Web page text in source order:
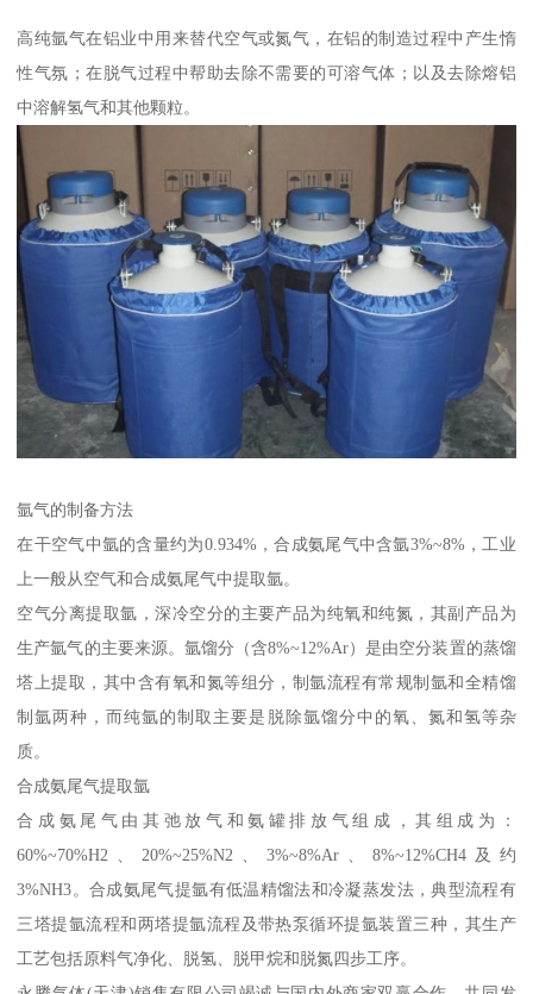
高纯氩气在铝业中用来替代空气或氮气，在铝的制造过程中产生惰
性气氛；在脱气过程中帮助去除不需要的可溶气体；以及去除熔铝
中溶解氢气和其他颗粒。
氩气的制备方法
在干空气中氩的含量约为0.934%，合成氨尾气中含氩3%~8%，工业
上一般从空气和合成氨尾气中提取氩。
空气分离提取氩，深冷空分的主要产品为纯氧和纯氮，其副产品为
生产氩气的主要来源。氩馏分（含8%~12%Ar）是由空分装置的蒸馏
塔上提取，其中含有氧和氮等组分，制氩流程有常规制氩和全精馏
制氩两种，而纯氩的制取主要是脱除氩馏分中的氧、氮和氢等杂
质。
合成氨尾气提取氩
合成氨尾气由其弛放气和氨罐排放气组成，其组成为：
60%~70%H2、20%~25%N2、3%~8%Ar、8%~12%CH4及约
3%NH3。合成氨尾气提氩有低温精馏法和冷凝蒸发法，典型流程有
三塔提氩流程和两塔提氩流程及带热泵循环提氩装置三种，其生产
工艺包括原料气净化、脱氢、脱甲烷和脱氮四步工序。